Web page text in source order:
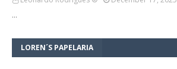
…
LOREN´S PAPELARIA